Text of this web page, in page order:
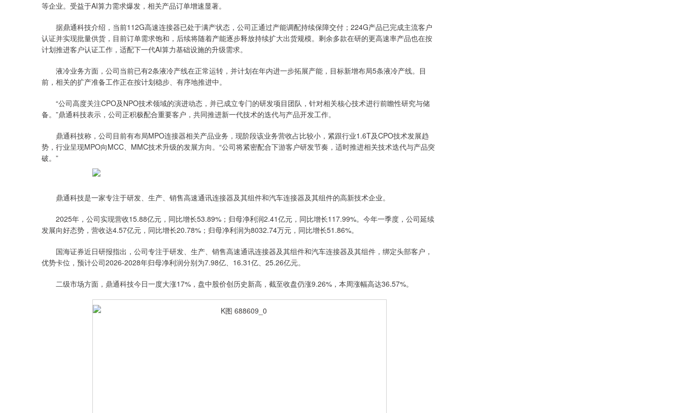
等企业。受益于AI算力需求爆发，相关产品订单增速显著。
据鼎通科技介绍，当前112G高速连接器已处于满产状态，公司正通过产能调配持续保障交付；224G产品已完成主流客户
认证并实现批量供货，目前订单需求饱和，后续将随着产能逐步释放持续扩大出货规模。剩余多款在研的更高速率产品也在按
计划推进客户认证工作，适配下一代AI算力基础设施的升级需求。
液冷业务方面，公司当前已有2条液冷产线在正常运转，并计划在年内进一步拓展产能，目标新增布局5条液冷产线。目
前，相关的扩产准备工作正在按计划稳步、有序地推进中。
“公司高度关注CPO及NPO技术领域的演进动态，并已成立专门的研发项目团队，针对相关核心技术进行前瞻性研究与储
备。”鼎通科技表示，公司正积极配合重要客户，共同推进新一代技术的迭代与产品开发工作。
鼎通科技称，公司目前有布局MPO连接器相关产品业务，现阶段该业务营收占比较小，紧跟行业1.6T及CPO技术发展趋
势，行业呈现MPO向MCC、MMC技术升级的发展方向。“公司将紧密配合下游客户研发节奏，适时推进相关技术迭代与产品突
破。”
鼎通科技是一家专注于研发、生产、销售高速通讯连接器及其组件和汽车连接器及其组件的高新技术企业。
2025年，公司实现营收15.88亿元，同比增长53.89%；归母净利润2.41亿元，同比增长117.99%。今年一季度，公司延续
发展向好态势，营收达4.57亿元，同比增长20.78%；归母净利润为8032.74万元，同比增长51.86%。
国海证券近日研报指出，公司专注于研发、生产、销售高速通讯连接器及其组件和汽车连接器及其组件，绑定头部客户，
优势卡位，预计公司2026-2028年归母净利润分别为7.98亿、16.31亿、25.26亿元。
二级市场方面，鼎通科技今日一度大涨17%，盘中股价创历史新高，截至收盘仍涨9.26%，本周涨幅高达36.57%。